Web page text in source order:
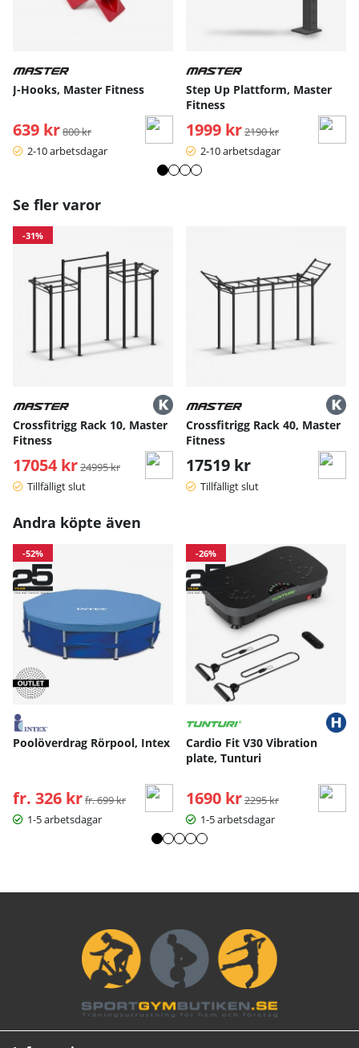
J-Hooks, Master Fitness
639 kr Ordinarie pris:
800 kr
2-10 arbetsdagar
Step Up Plattform, Master
Fitness
1999 kr Ordinarie pris:
2190 kr
2-10 arbetsdagar
Se fler varor
-31%
Crossfitrigg Rack 10, Master
Fitness
17054 kr Ordinarie pris:
24995 kr
Tillfälligt slut
Crossfitrigg Rack 40, Master
Fitness
17519 kr
Tillfälligt slut
Andra köpte även
-52%
Poolöverdrag Rörpool, Intex
fr. 326 kr Ordinarie pris:
fr. 699 kr
1-5 arbetsdagar
-26%
Cardio Fit V30 Vibration
plate, Tunturi
1690 kr Ordinarie pris:
2295 kr
1-5 arbetsdagar